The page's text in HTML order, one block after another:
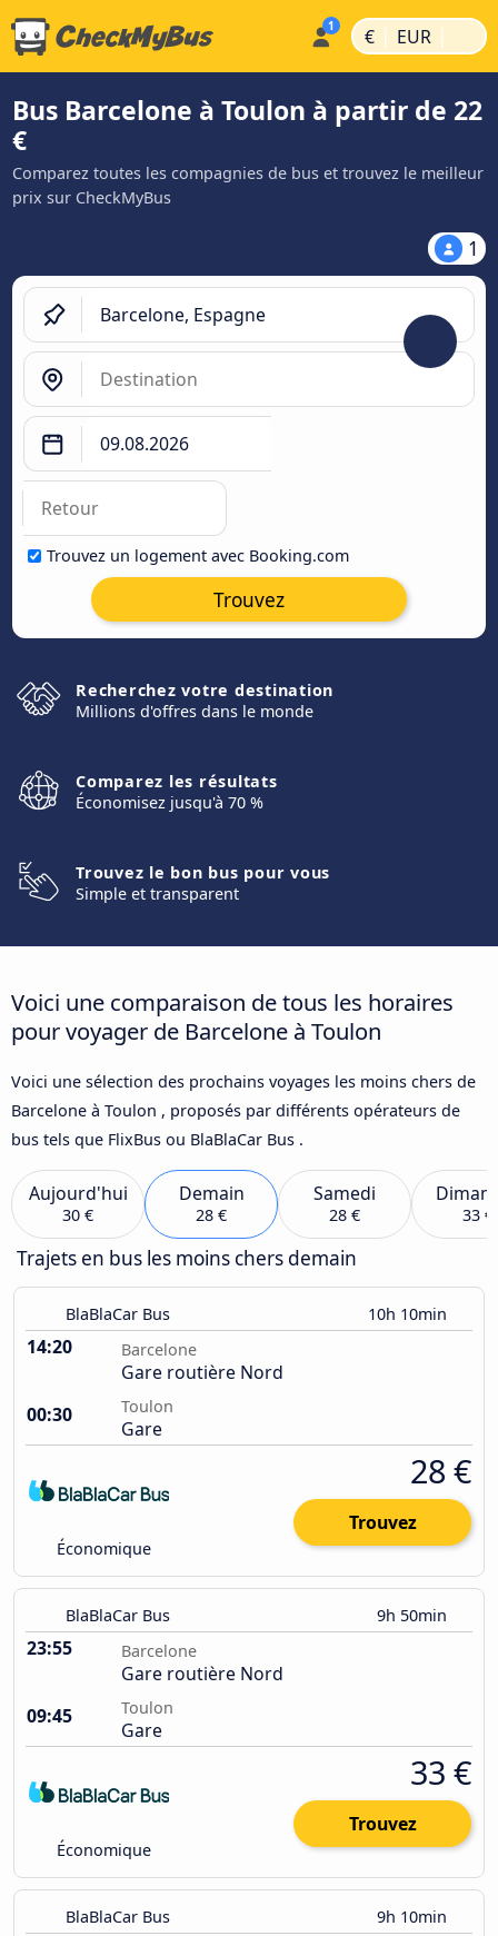
€ | EUR |
Bus Barcelone à Toulon à partir de 22
€
Comparez toutes les compagnies de bus et trouvez le meilleur
prix sur CheckMyBus
1
Trouvez un logement avec Booking.com
Trouvez
Recherchez votre destination
Millions d'offres dans le monde
Comparez les résultats
Économisez jusqu'à 70 %
Trouvez le bon bus pour vous
Simple et transparent
Voici une comparaison de tous les horaires
pour voyager de Barcelone à Toulon
Voici une sélection des prochains voyages les moins chers de
Barcelone à Toulon , proposés par différents opérateurs de
bus tels que FlixBus ou BlaBlaCar Bus .
Aujourd'hui
30 €
Demain
28 €
Samedi
28 € 33 €
Trajets en bus les moins chers demain
BlaBlaCar Bus 10h 10min
14:20 Barcelone
Gare routière Nord
00:30
Toulon
Gare
Économique
28 €
Trouvez
BlaBlaCar Bus 9h 50min
23:55 Barcelone
Gare routière Nord
09:45
Toulon
Gare
Économique
33 €
Trouvez
BlaBlaCar Bus 9h 10min